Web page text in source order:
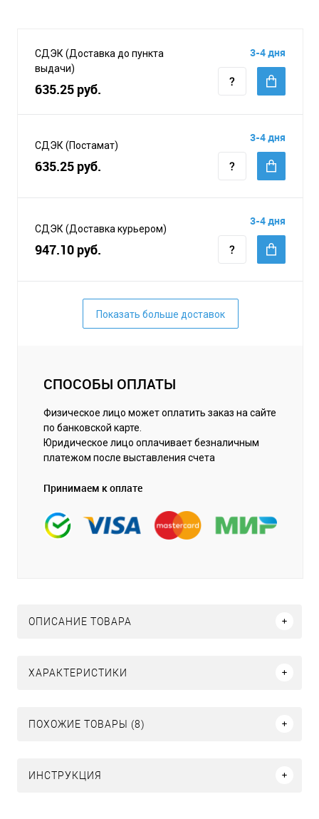
СДЭК (Доставка до пункта
выдачи)
635.25 руб.
3-4 дня
СДЭК (Постамат)
635.25 руб.
3-4 дня
СДЭК (Доставка курьером)
947.10 руб.
3-4 дня
Показать больше доставок
СПОСОБЫ ОПЛАТЫ
Физическое лицо может оплатить заказ на сайте
по банковской карте.
Юридическое лицо оплачивает безналичным
платежом после выставления счета
Принимаем к оплате
ОПИСАНИЕ ТОВАРА
ХАРАКТЕРИСТИКИ
ПОХОЖИЕ ТОВАРЫ (8)
ИНСТРУКЦИЯ